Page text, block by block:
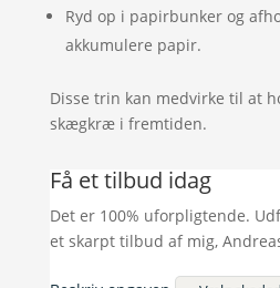
Ryd op i papirbunker og
akkumulere papir.
Disse trin kan medvirke til at
skægkræ i fremtiden.
Få et tilbud idag
Det er 100% uforpligtende.
et skarpt tilbud af mig,